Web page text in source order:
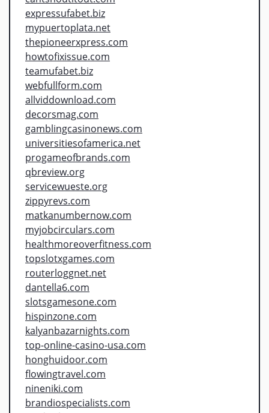
expressufabet.biz
mypuertoplata.net
thepioneerxpress.com
howtofixissue.com
teamufabet.biz
webfullform.com
allviddownload.com
decorsmag.com
gamblingcasinonews.com
universitiesofamerica.net
progameofbrands.com
qbreview.org
servicewueste.org
zippyrevs.com
matkanumbernow.com
myjobcirculars.com
healthmoreoverfitness.com
topslotxgames.com
routerloggnet.net
dantella6.com
slotsgamesone.com
hispinzone.com
kalyanbazarnights.com
top-online-casino-usa.com
honghuidoor.com
flowingtravel.com
nineniki.com
brandiospecialists.com